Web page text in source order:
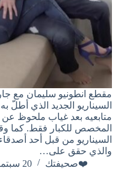
مقطع انطونيو سليمان مع
السيناريو الجديد الذي
متابعيه بعد غياب ملحوظ
المخصص للكبار فقط. كما
السيناريو من قبل أحد
والذي حقق على…
❤️صحيفتك
20 سبتمبر، 2025